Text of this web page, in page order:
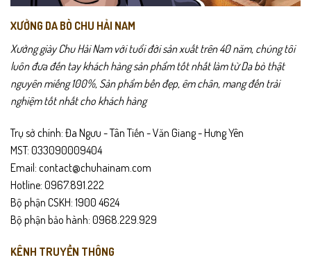
XƯỞNG DA BÒ CHU HẢI NAM
Xưởng giày Chu Hải Nam với tuổi đời sản xuất trên 40 năm, chúng tôi
luôn đưa đến tay khách hàng sản phẩm tốt nhất làm từ Da bò thật
nguyên miếng 100%, Sản phẩm bền đẹp, êm chân, mang đến trải
nghiệm tốt nhất cho khách hàng
Trụ sở chính: Đa Ngưu - Tân Tiến - Văn Giang - Hưng Yên
MST: 033090009404
Email: contact@chuhainam.com
Hotline: 0967.891.222
Bộ phận CSKH: 1900 4624
Bộ phận bảo hành: 0968.229.929
KÊNH TRUYỀN THÔNG